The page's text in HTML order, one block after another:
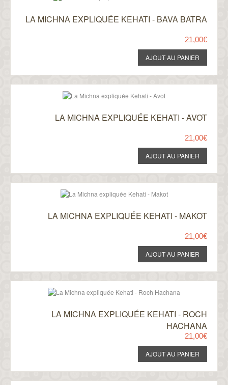
LA MICHNA EXPLIQUÉE KEHATI - BAVA BATRA
21,00€
LA MICHNA EXPLIQUÉE KEHATI - AVOT
21,00€
LA MICHNA EXPLIQUÉE KEHATI - MAKOT
21,00€
LA MICHNA EXPLIQUÉE KEHATI - ROCH
HACHANA
21,00€